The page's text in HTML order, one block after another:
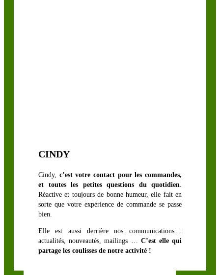
CINDY
Cindy, c’est votre contact pour les commandes,
et toutes les petites questions du quotidien.
Réactive et toujours de bonne humeur, elle fait en
sorte que votre expérience de commande se passe
bien.
Elle est aussi derrière nos communications :
actualités, nouveautés, mailings … C’est elle qui
partage les coulisses de notre activité !